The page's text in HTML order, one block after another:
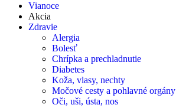
Vianoce
Akcia
Zdravie
Alergia
Bolesť
Chrípka a prechladnutie
Diabetes
Koža, vlasy, nechty
Močové cesty a pohlavné orgány
Oči, uši, ústa, nos